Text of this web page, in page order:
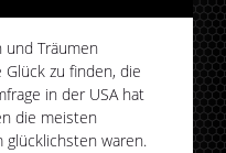
und Träumen
zu finden, die
in der USA hat
die meisten
waren.